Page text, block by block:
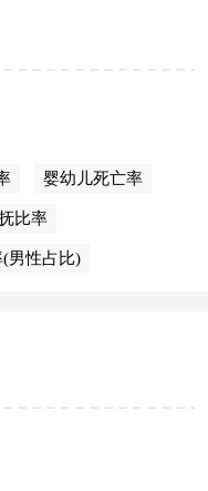
婴幼儿死亡率
比率
男性占比)